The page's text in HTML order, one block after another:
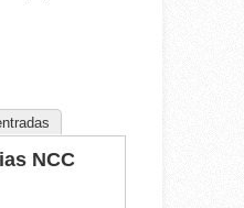
NCC